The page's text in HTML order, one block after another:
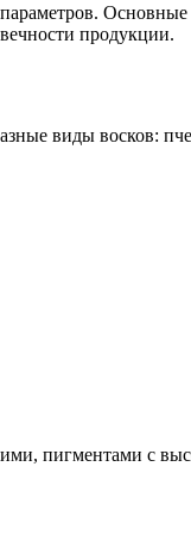
продукции.
виды восков:
пигментами с